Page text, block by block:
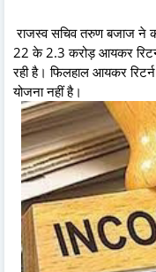
राजस्व सचिव तरुण बजाज ने
22 के 2.3 करोड़ आयकर
रही है। फिलहाल आयकर
योजना नहीं है।